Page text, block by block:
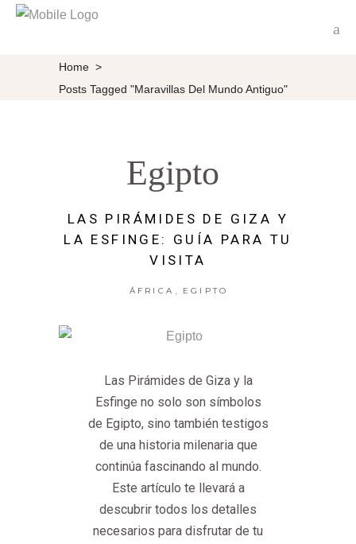
Home >
Posts Tagged "maravillas Del Mundo Antiguo"
Egipto
LAS PIRÁMIDES DE GIZA Y
LA ESFINGE: GUÍA PARA TU
VISITA
ÁFRICA EGIPTO
Las Pirámides de Giza y la
Esfinge no solo son símbolos
de Egipto, sino también testigos
de una historia milenaria que
continúa fascinando al mundo.
Este artículo te llevará a
descubrir todos los detalles
necesarios para disfrutar de tu